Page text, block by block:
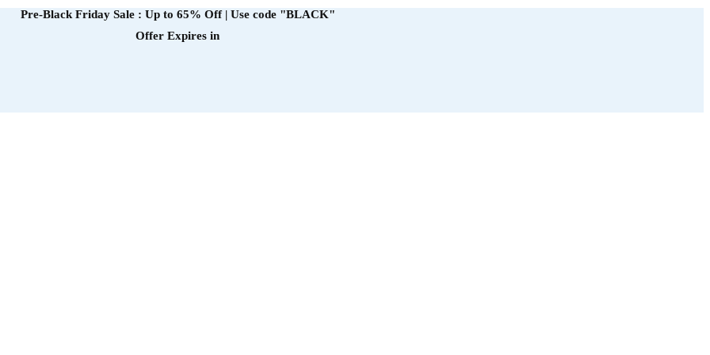
Pre-Black Friday Sale : Up to 65% Off | Use code "BLACK"
Offer Expires in